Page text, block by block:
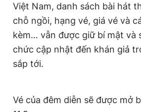
Việt Nam, danh sách bài hát
chỗ ngồi, hạng vé, giá vé và
kèm… vẫn được giữ bí mật và
chức cập nhật đến khán giả
sắp tới.
Vé của đêm diễn sẽ được mở